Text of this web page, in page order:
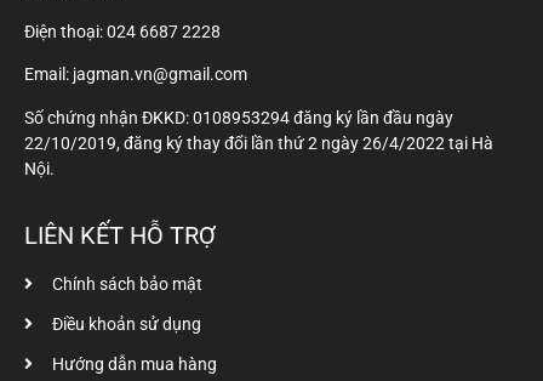
Điện thoại:024 6687 2228
Email: jagman.vn@gmail.com
Số chứng nhận ĐKKD: 0108953294 đăng ký lần đầu ngày
22/10/2019, đăng ký thay đổi lần thứ 2 ngày 26/4/2022 tại Hà
Nội.
LIÊN KẾT HỖ TRỢ
Chính sách bảo mật
Điều khoản sử dụng
Hướng dẫn mua hàng